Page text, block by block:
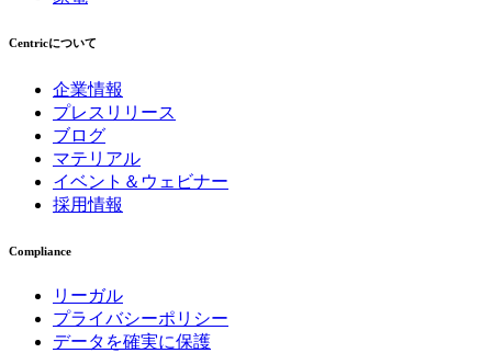
Centricについて
企業情報
プレスリリース
ブログ
マテリアル
イベント＆ウェビナー
採用情報
Compliance
リーガル
プライバシーポリシー
データを確実に保護